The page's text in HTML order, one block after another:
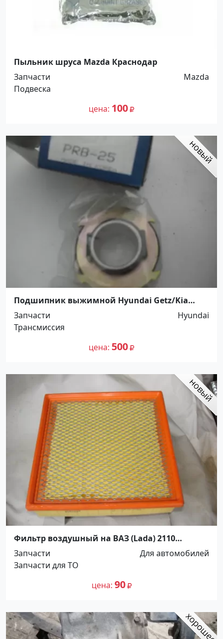
Пыльник шруса Mazda Краснодар
Запчасти
Mazda
Подвеска
цена 100
Подшипник выжимной Hyundai Getz/Kia
Picanto Краснодар
Запчасти
Hyundai
Трансмиссия
цена 500
Фильтр воздушный на ВАЗ (Lada) 2110
Инжектор Краснодар
Запчасти
Для автомобилей
Запчасти для ТО
цена 90